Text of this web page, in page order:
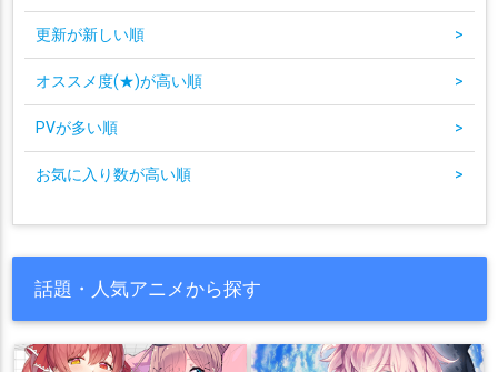
更新が新しい順 >
オススメ度(★)が高い順 >
PVが多い順 >
お気に入り数が高い順 >
話題・人気アニメから探す